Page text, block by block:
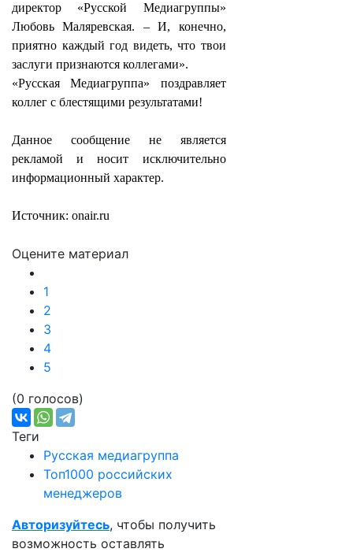
директор «Русской Медиагруппы»
Любовь Маляревская. – И, конечно,
приятно каждый год видеть, что твои
заслуги признаются коллегами».
«Русская Медиагруппа» поздравляет
коллег с блестящими результатами!
Данное сообщение не является
рекламой и носит исключительно
информационный характер.
Источник: onair.ru
Оцените материал
1
2
3
4
5
(0 голосов)
Теги
Русская медиагруппа
Топ1000 российских
менеджеров
Авторизуйтесь, чтобы получить
возможность оставлять